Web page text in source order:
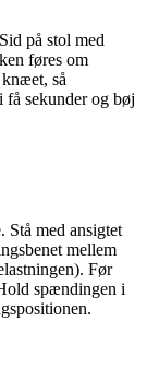
på stol med
føres om
så
sekunder og bøj
Stå med ansigtet
mellem
Før
spændingen i